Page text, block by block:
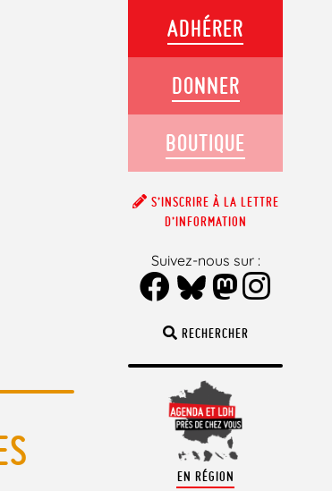
RECHERCHER
EN RÉGION
ADHÉRER
DONNER
BOUTIQUE
S’INSCRIRE À LA LETTRE
D’INFORMATION
Suivez-nous sur :